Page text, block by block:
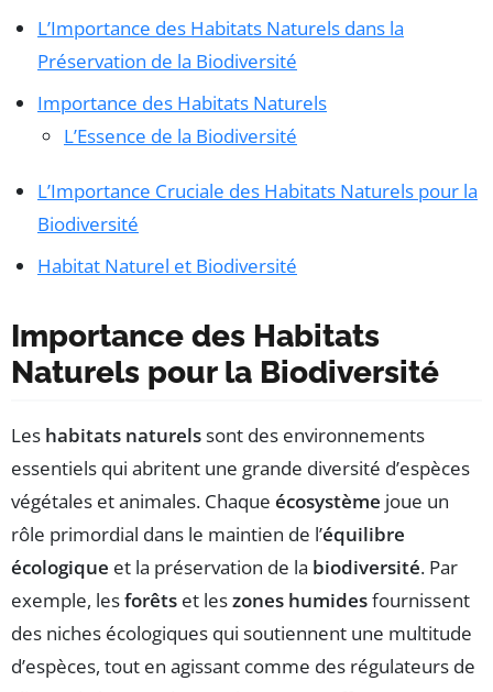
L’Importance des Habitats Naturels dans la
Préservation de la Biodiversité
Importance des Habitats Naturels
L’Essence de la Biodiversité
L’Importance Cruciale des Habitats Naturels pour la
Biodiversité
Habitat Naturel et Biodiversité
Importance des Habitats
Naturels pour la Biodiversité
Les habitats naturelssont des environnements
essentiels qui abritent une grande diversité d’espèces
végétales et animales. Chaque écosystème joue un
rôle primordial dans le maintien de l’équilibre
écologique et la préservation de la biodiversité. Par
exemple, lesforêts et leszones humidesfournissent
des niches écologiques qui soutiennent une multitude
d’espèces, tout en agissant comme des régulateurs de